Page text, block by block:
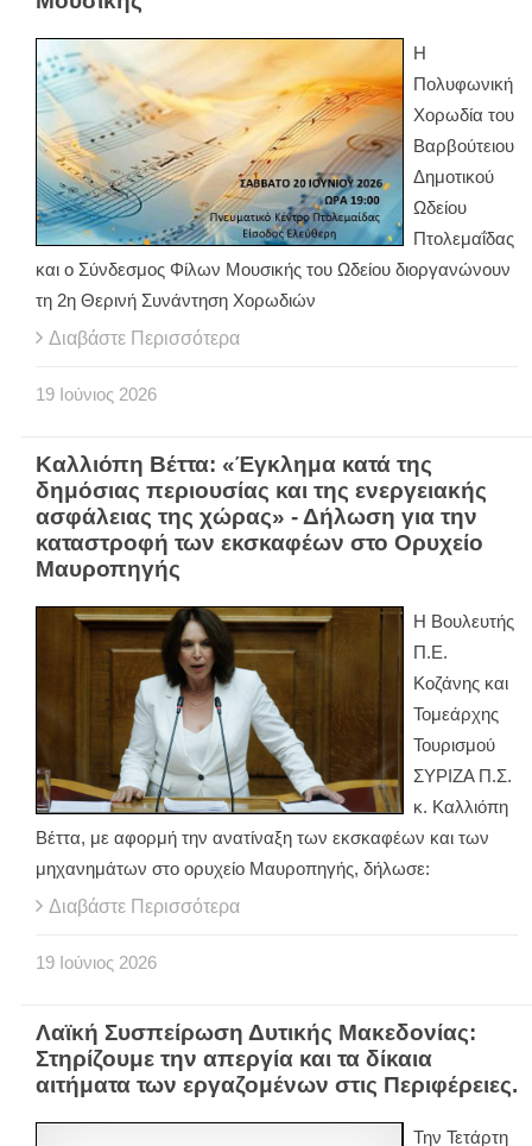
Η
Πολυφωνική
Χορωδία του
Βαρβούτειου
Δημοτικού
Ωδείου
Πτολεμαΐδας
και ο Σύνδεσμος Φίλων Μουσικής του Ωδείου διοργανώνουν
τη 2η Θερινή Συνάντηση Χορωδιών
Διαβάστε Περισσότερα
19 Ιούνιος 2026
Καλλιόπη Βέττα: «Έγκλημα κατά της
δημόσιας περιουσίας και της ενεργειακής
ασφάλειας της χώρας» - Δήλωση για την
καταστροφή των εκσκαφέων στο Ορυχείο
Μαυροπηγής
Η Βουλευτής
Π.Ε.
Κοζάνης και
Τομεάρχης
Τουρισμού
ΣΥΡΙΖΑ Π.Σ.
κ. Καλλιόπη
Βέττα, με αφορμή την ανατίναξη των εκσκαφέων και των
μηχανημάτων στο ορυχείο Μαυροπηγής, δήλωσε:
Διαβάστε Περισσότερα
19 Ιούνιος 2026
Λαϊκή Συσπείρωση Δυτικής Μακεδονίας:
Στηρίζουμε την απεργία και τα δίκαια
αιτήματα των εργαζομένων στις Περιφέρειες.
Την Τετάρτη